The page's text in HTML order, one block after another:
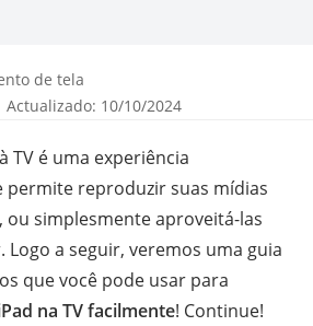
de tela
Actualizado: 10/10/2024
TV é uma experiência
permite reproduzir suas mídias
ou simplesmente aproveitá-las
Logo a seguir, veremos uma guia
que você pode usar para
na TV facilmente! Continue!